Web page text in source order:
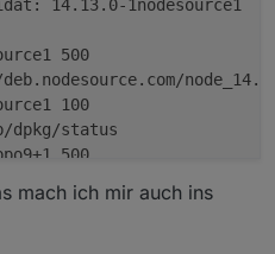
14.13.0-1nodesource1
500
100
dpkg/status
500
mach ich mir auch ins